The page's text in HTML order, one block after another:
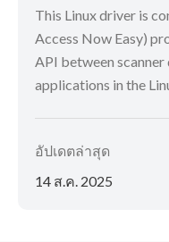
This Linux driver is
Access Now Easy)
API between scanner
applications in the
อัปเดตล่าสุด
14 ส.ค. 2025